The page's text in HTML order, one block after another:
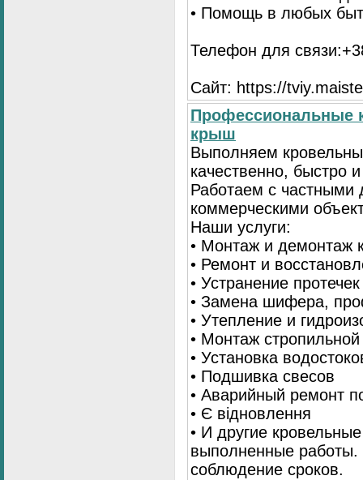
• Помощь в любых
Телефон для
Сайт: https://
Профессиональные
крыш
Выполняем
качественно, быстро
Работаем с
коммерческими
Наши услуги:
• Монтаж и демонтаж
• Ремонт и
• Устранение протечек
• Замена шифера,
• Утепление и
• Монтаж
• Установка
• Подшивка свесов
• Аварийный ремонт
• Є відновлення
• И другие
выполненные работы.
соблюдение сроков.